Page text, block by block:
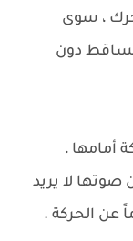
، سوى
دون
أمامها ،
صوتها لا يريد
عن الحركة .